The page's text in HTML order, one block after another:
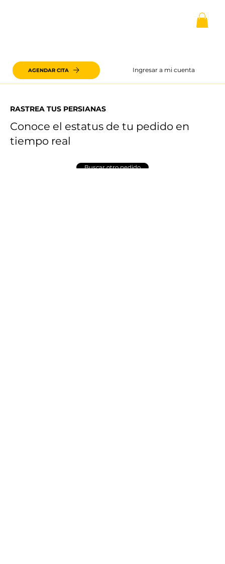
Ingresar a mi cuenta
AGENDAR CITA
Conoce el estatus de tu pedido en
tiempo real
RASTREA TUS PERSIANAS
Buscar otro pedido